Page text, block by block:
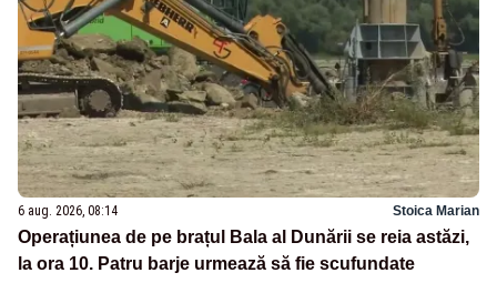
6 aug. 2026, 08:14 Stoica Marian
Operațiunea de pe brațul Bala al Dunării se reia astăzi,
la ora 10. Patru barje urmează să fie scufundate